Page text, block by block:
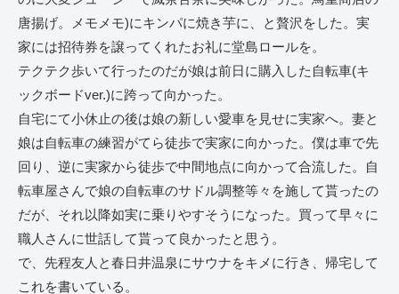
唐揚げ。メモメモ)にキンパに焼き芋に、と贅沢をした。実
家には招待券を譲ってくれたお礼に堂島ロールを。
テクテク歩いて行ったのだが娘は前日に購入した自転車(キ
ックボードver.)に跨って向かった。
自宅にて小休止の後は娘の新しい愛車を見せに実家へ。妻と
娘は自転車の練習がてら徒歩で実家に向かった。僕は車で先
回り、逆に実家から徒歩で中間地点に向かって合流した。自
転車屋さんで娘の自転車のサドル調整等々を施して貰ったの
だが、それ以降如実に乗りやすそうになった。買って早々に
職人さんに世話して貰って良かったと思う。
で、先程友人と春日井温泉にサウナをキメに行き、帰宅して
これを書いている。